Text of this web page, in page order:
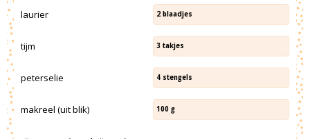
laurier 2 blaadjes
tijm 3 takjes
peterselie 4 stengels
makreel (uit blik) 100 g